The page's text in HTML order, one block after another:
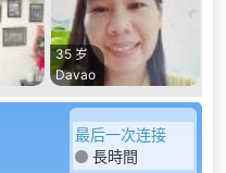
35 岁
Davao
最后一次连接
長時間